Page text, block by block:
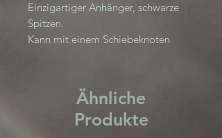
Einzigartiger Anhänger, schwarze
Spitzen.
Kann mit einem Schiebeknoten
Ähnliche
Produkte